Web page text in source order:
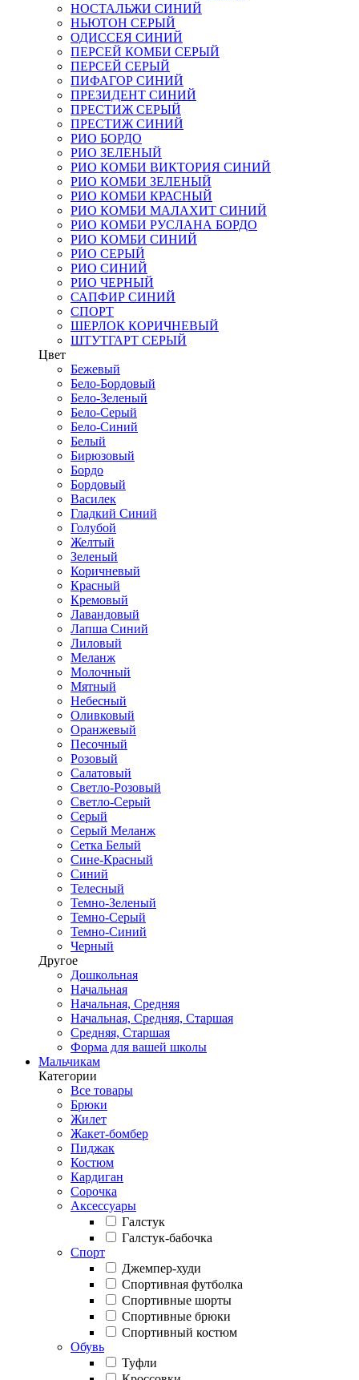
НОСТАЛЬЖИ СИНИЙ
НЬЮТОН СЕРЫЙ
ОДИССЕЯ СИНИЙ
ПЕРСЕЙ КОМБИ СЕРЫЙ
ПЕРСЕЙ СЕРЫЙ
ПИФАГОР СИНИЙ
ПРЕЗИДЕНТ СИНИЙ
ПРЕСТИЖ СЕРЫЙ
ПРЕСТИЖ СИНИЙ
РИО БОРДО
РИО ЗЕЛЕНЫЙ
РИО КОМБИ ВИКТОРИЯ СИНИЙ
РИО КОМБИ ЗЕЛЕНЫЙ
РИО КОМБИ КРАСНЫЙ
РИО КОМБИ МАЛАХИТ СИНИЙ
РИО КОМБИ РУСЛАНА БОРДО
РИО КОМБИ СИНИЙ
РИО СЕРЫЙ
РИО СИНИЙ
РИО ЧЕРНЫЙ
САПФИР СИНИЙ
СПОРТ
ШЕРЛОК КОРИЧНЕВЫЙ
ШТУТГАРТ СЕРЫЙ
Цвет
Бежевый
Бело-Бордовый
Бело-Зеленый
Бело-Серый
Бело-Синий
Белый
Бирюзовый
Бордо
Бордовый
Василек
Гладкий Синий
Голубой
Желтый
Зеленый
Коричневый
Красный
Кремовый
Лавандовый
Лапша Синий
Лиловый
Меланж
Молочный
Мятный
Небесный
Оливковый
Оранжевый
Песочный
Розовый
Салатовый
Светло-Розовый
Светло-Серый
Серый
Серый Меланж
Сетка Белый
Сине-Красный
Синий
Телесный
Темно-Зеленый
Темно-Серый
Темно-Синий
Черный
Другое
Дошкольная
Начальная
Начальная, Средняя
Начальная, Средняя, Старшая
Средняя, Старшая
Форма для вашей школы
Мальчикам
Категории
Все товары
Брюки
Жилет
Жакет-бомбер
Пиджак
Костюм
Кардиган
Сорочка
Аксессуары
Галстук
Галстук-бабочка
Спорт
Джемпер-худи
Спортивная футболка
Спортивные шорты
Спортивные брюки
Спортивный костюм
Обувь
Туфли